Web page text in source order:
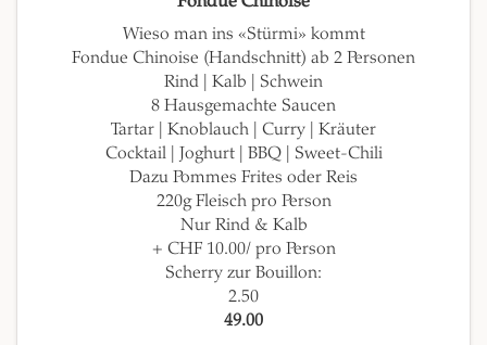
Wieso man ins «Stürmi» kommt
Fondue Chinoise (Handschnitt) ab 2 Personen
Rind | Kalb | Schwein
8 Hausgemachte Saucen
Tartar | Knoblauch | Curry | Kräuter
Cocktail | Joghurt | BBQ | Sweet-Chili
Dazu Pommes Frites oder Reis
220g Fleisch pro Person
Nur Rind & Kalb
+ CHF 10.00/ pro Person
Scherry zur Bouillon:
2.50
49.00